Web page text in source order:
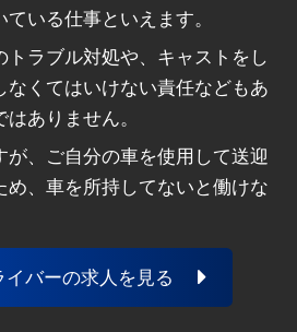
いる仕事といえます。
トラブル対処や、キャストをし
なくてはいけない責任などもあ
ありません。
が、ご自分の車を使用して送迎
め、車を所持してないと働けな
イバーの求人を見る